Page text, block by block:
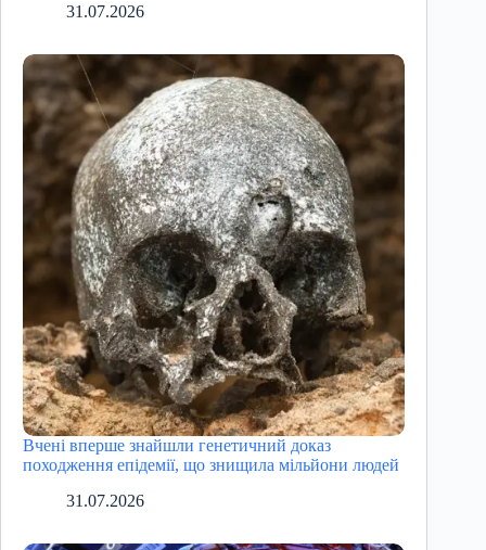
31.07.2026
Вчені вперше знайшли генетичний доказ
походження епідемії, що знищила мільйони людей
31.07.2026